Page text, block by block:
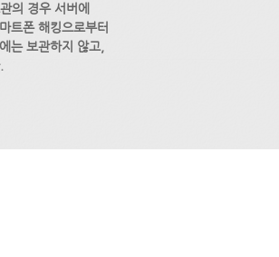
의 경우 서버에
트폰 해킹으로부터
는 보관하지 않고,